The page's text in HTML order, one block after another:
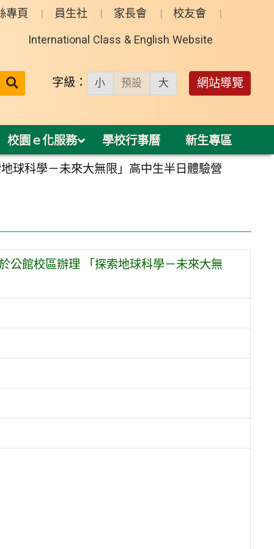
專頁 員生社 家長會 校友會
International Class & English Website
送出 字級： 小 預設 大 網站導覽
校園ｅ化服務 學校行事曆 新生專區
球科學－未來大無限」高中生半日體驗營
公館校區辦理 「探索地球科學－未來大無